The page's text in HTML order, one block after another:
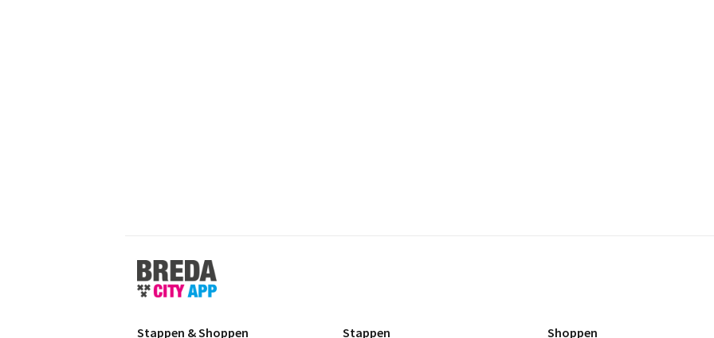
Stappen
&
Shoppen
Stappen & Shoppen
Stappen Shoppen